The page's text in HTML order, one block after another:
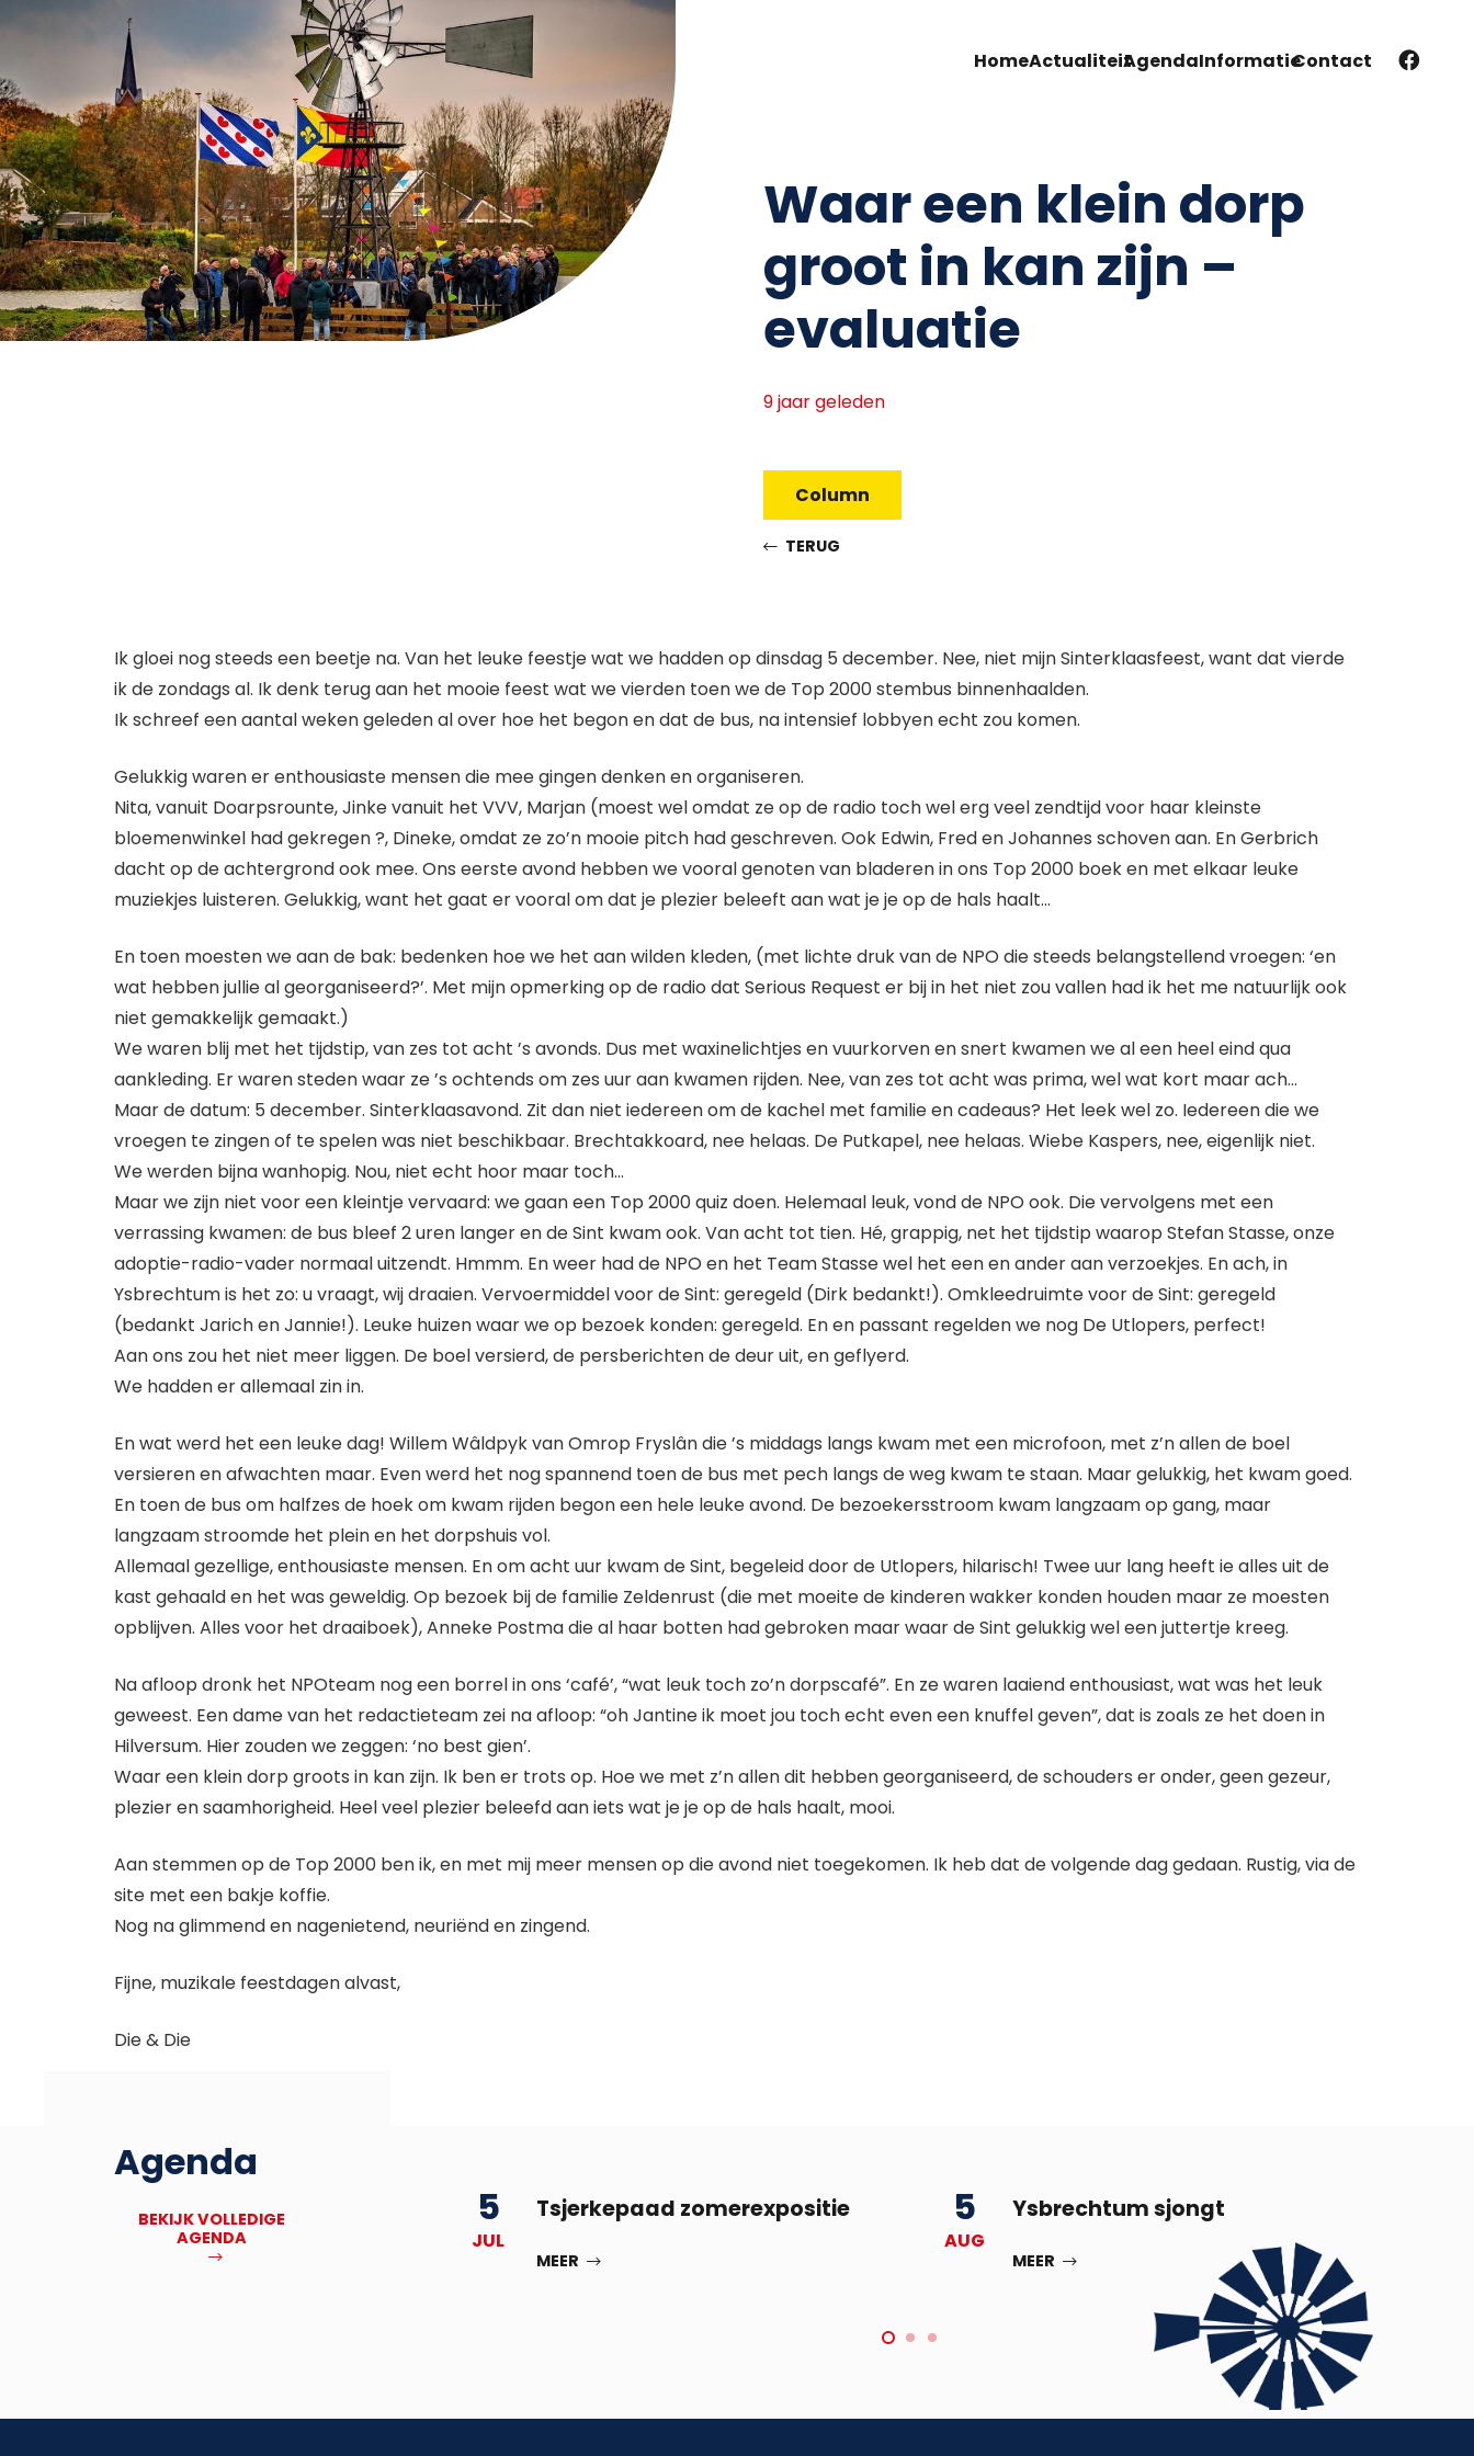
HomeActualiteitAgendaInformatieContact
Waar een klein dorp
groot in kan zijn –
evaluatie
9 jaar geleden
Column
TERUG
Ik gloei nog steeds een beetje na. Van het leuke feestje wat we hadden op dinsdag 5 december. Nee, niet mijn Sinterklaasfeest, want dat vierde
ik de zondags al. Ik denk terug aan het mooie feest wat we vierden toen we de Top 2000 stembus binnenhaalden.
Ik schreef een aantal weken geleden al over hoe het begon en dat de bus, na intensief lobbyen echt zou komen.
Gelukkig waren er enthousiaste mensen die mee gingen denken en organiseren.
Nita, vanuit Doarpsrounte, Jinke vanuit het VVV, Marjan (moest wel omdat ze op de radio toch wel erg veel zendtijd voor haar kleinste
bloemenwinkel had gekregen ?, Dineke, omdat ze zo’n mooie pitch had geschreven. Ook Edwin, Fred en Johannes schoven aan. En Gerbrich
dacht op de achtergrond ook mee. Ons eerste avond hebben we vooral genoten van bladeren in ons Top 2000 boek en met elkaar leuke
muziekjes luisteren. Gelukkig, want het gaat er vooral om dat je plezier beleeft aan wat je je op de hals haalt…
En toen moesten we aan de bak: bedenken hoe we het aan wilden kleden, (met lichte druk van de NPO die steeds belangstellend vroegen: ‘en
wat hebben jullie al georganiseerd?’. Met mijn opmerking op de radio dat Serious Request er bij in het niet zou vallen had ik het me natuurlijk ook
niet gemakkelijk gemaakt.)
We waren blij met het tijdstip, van zes tot acht ’s avonds. Dus met waxinelichtjes en vuurkorven en snert kwamen we al een heel eind qua
aankleding. Er waren steden waar ze ’s ochtends om zes uur aan kwamen rijden. Nee, van zes tot acht was prima, wel wat kort maar ach…
Maar de datum: 5 december. Sinterklaasavond. Zit dan niet iedereen om de kachel met familie en cadeaus? Het leek wel zo. Iedereen die we
vroegen te zingen of te spelen was niet beschikbaar. Brechtakkoard, nee helaas. De Putkapel, nee helaas. Wiebe Kaspers, nee, eigenlijk niet.
We werden bijna wanhopig. Nou, niet echt hoor maar toch…
Maar we zijn niet voor een kleintje vervaard: we gaan een Top 2000 quiz doen. Helemaal leuk, vond de NPO ook. Die vervolgens met een
verrassing kwamen: de bus bleef 2 uren langer en de Sint kwam ook. Van acht tot tien. Hé, grappig, net het tijdstip waarop Stefan Stasse, onze
adoptie-radio-vader normaal uitzendt. Hmmm. En weer had de NPO en het Team Stasse wel het een en ander aan verzoekjes. En ach, in
Ysbrechtum is het zo: u vraagt, wij draaien. Vervoermiddel voor de Sint: geregeld (Dirk bedankt!). Omkleedruimte voor de Sint: geregeld
(bedankt Jarich en Jannie!). Leuke huizen waar we op bezoek konden: geregeld. En en passant regelden we nog De Utlopers, perfect!
Aan ons zou het niet meer liggen. De boel versierd, de persberichten de deur uit, en geflyerd.
We hadden er allemaal zin in.
En wat werd het een leuke dag! Willem Wâldpyk van Omrop Fryslân die ’s middags langs kwam met een microfoon, met z’n allen de boel
versieren en afwachten maar. Even werd het nog spannend toen de bus met pech langs de weg kwam te staan. Maar gelukkig, het kwam goed.
En toen de bus om halfzes de hoek om kwam rijden begon een hele leuke avond. De bezoekersstroom kwam langzaam op gang, maar
langzaam stroomde het plein en het dorpshuis vol.
Allemaal gezellige, enthousiaste mensen. En om acht uur kwam de Sint, begeleid door de Utlopers, hilarisch! Twee uur lang heeft ie alles uit de
kast gehaald en het was geweldig. Op bezoek bij de familie Zeldenrust (die met moeite de kinderen wakker konden houden maar ze moesten
opblijven. Alles voor het draaiboek), Anneke Postma die al haar botten had gebroken maar waar de Sint gelukkig wel een juttertje kreeg.
Na afloop dronk het NPOteam nog een borrel in ons ‘café’, “wat leuk toch zo’n dorpscafé”. En ze waren laaiend enthousiast, wat was het leuk
geweest. Een dame van het redactieteam zei na afloop: “oh Jantine ik moet jou toch echt even een knuffel geven”, dat is zoals ze het doen in
Hilversum. Hier zouden we zeggen: ‘no best gien’.
Waar een klein dorp groots in kan zijn. Ik ben er trots op. Hoe we met z’n allen dit hebben georganiseerd, de schouders er onder, geen gezeur,
plezier en saamhorigheid. Heel veel plezier beleefd aan iets wat je je op de hals haalt, mooi.
Aan stemmen op de Top 2000 ben ik, en met mij meer mensen op die avond niet toegekomen. Ik heb dat de volgende dag gedaan. Rustig, via de
site met een bakje koffie.
Nog na glimmend en nagenietend, neuriënd en zingend.
Fijne, muzikale feestdagen alvast,
Die & Die
Agenda
BEKIJK VOLLEDIGE
AGENDA
Deadline Bronbankpraet 5
JUL
Tsjerkepaad zomerexpositie
MEER
5
AUG
Ysbrechtum sjongt
MEER